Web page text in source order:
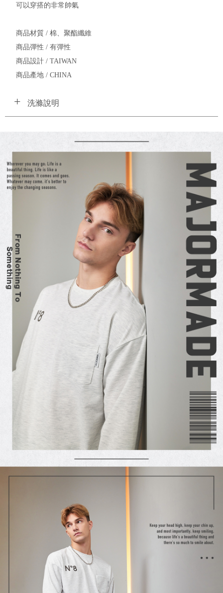
可以穿搭的非常帥氣
商品材質 / 棉、聚酯纖維
商品彈性 / 有彈性
商品設計 / TAIWAN
商品產地 / CHINA
洗滌說明